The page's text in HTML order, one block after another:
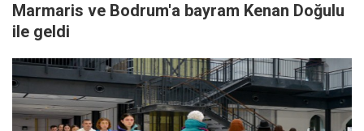
Marmaris ve Bodrum'a bayram Kenan Doğulu
ile geldi